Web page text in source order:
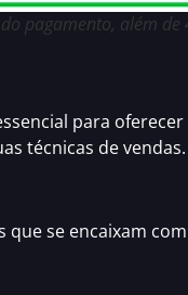
pagamento, além
para oferecer
técnicas de vendas.
se encaixam